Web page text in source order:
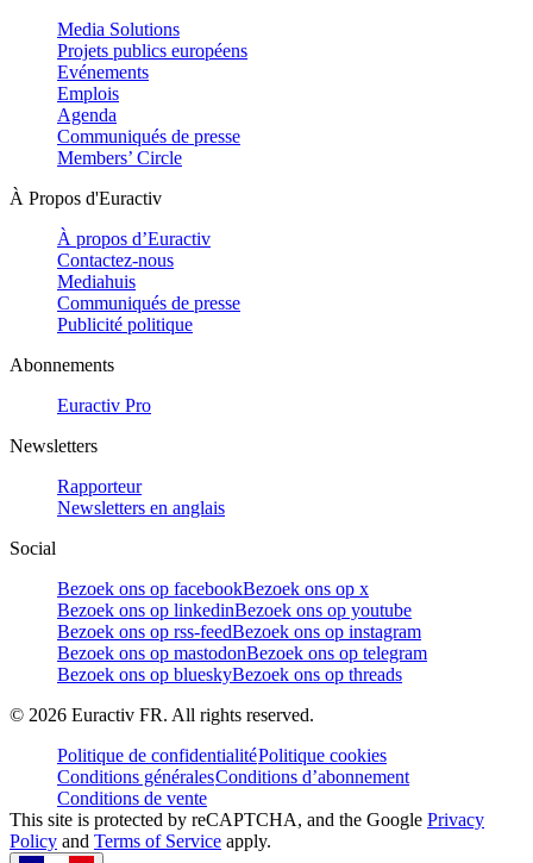
Media Solutions
Projets publics européens
Evénements
Emplois
Agenda
Communiqués de presse
Members’ Circle
À Propos d'Euractiv
À propos d’Euractiv
Contactez-nous
Mediahuis
Communiqués de presse
Publicité politique
Abonnements
Euractiv Pro
Newsletters
Rapporteur
Newsletters en anglais
Social
Bezoek ons op facebookBezoek ons op x
Bezoek ons op linkedinBezoek ons op youtube
Bezoek ons op rss-feedBezoek ons op instagram
Bezoek ons op mastodonBezoek ons op telegram
Bezoek ons op blueskyBezoek ons op threads
© 2026 Euractiv FR. All rights reserved.
Politique de confidentialitéPolitique cookies
Conditions généralesConditions d’abonnement
Conditions de vente
This site is protected by reCAPTCHA, and the Google Privacy
Policy and Terms of Service apply.